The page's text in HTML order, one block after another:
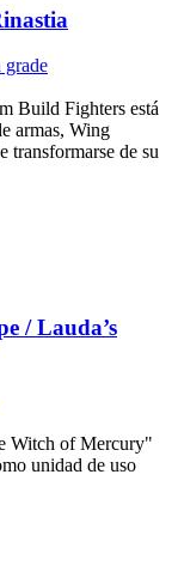
Build Fighters está
armas, Wing
transformarse de su
/ Lauda’s
Witch of Mercury"
unidad de uso